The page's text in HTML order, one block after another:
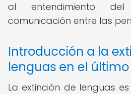
al entendimiento
comunicación entre las
Introducción a la
lenguas en el
La extinción de lenguas